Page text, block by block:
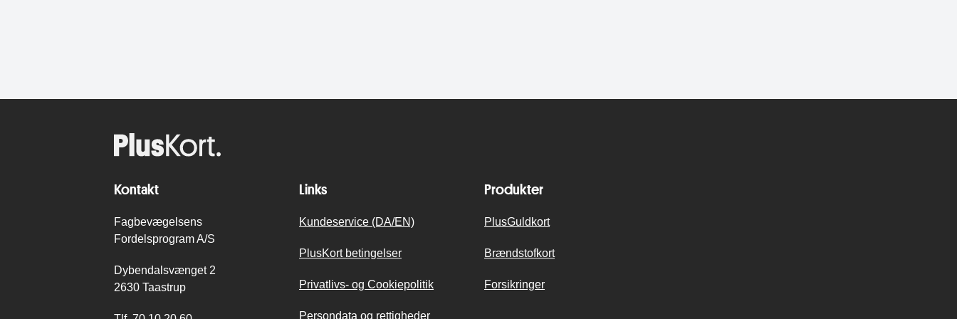
Kontakt
Fagbevægelsens
Fordelsprogram A/S
Dybendalsvænget 2
2630 Taastrup
Links
Kundeservice (DA/EN)
PlusKort betingelser
Privatlivs- og Cookiepolitik
Persondata og rettigheder
Produkter
PlusGuldkort
Brændstofkort
Forsikringer